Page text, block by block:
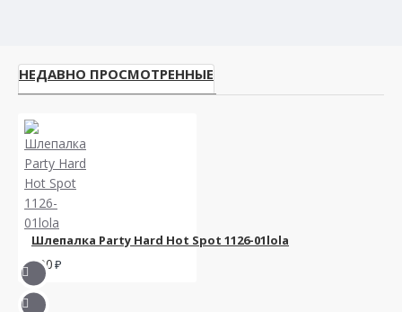
НЕДАВНО ПРОСМОТРЕННЫЕ
Шлепалка Party Hard Hot Spot 1126-01lola
900